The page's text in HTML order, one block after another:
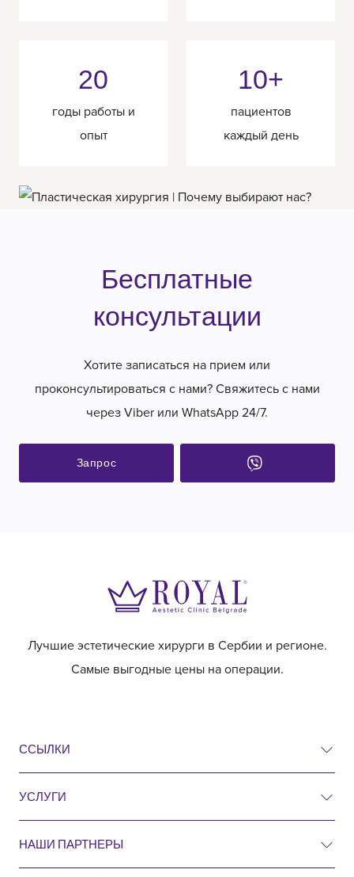
20
годы работы и
опыт
10+
пациентов
каждый день
Бесплатные
консультации
Хотите записаться на прием или
проконсультироваться с нами? Свяжитесь с нами
через Viber или WhatsApp 24/7.
Запрос
Лучшие эстетические хирурги в Сербии и регионе.
Самые выгодные цены на операции.
ССЫЛКИ
Цены
Вопросы и ответы
УСЛУГИ
Пластическая хирургия
НАШИ ПАРТНЕРЫ